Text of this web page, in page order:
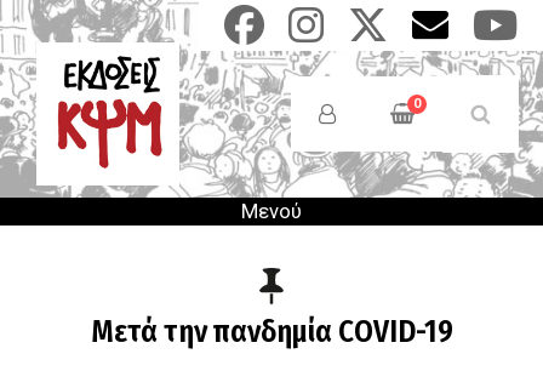
Παράκαμψη
προς
το
κυρίως
περιεχόμενο
Users
Menu
0
Μενού
Μετά την πανδημία COVID-19